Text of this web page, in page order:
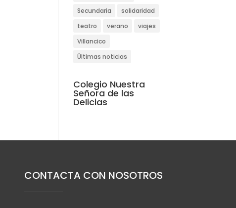
Secundaria
solidaridad
teatro
verano
viajes
Villancico
Últimas noticias
Colegio Nuestra
Señora de las
Delicias
CONTACTA CON NOSOTROS